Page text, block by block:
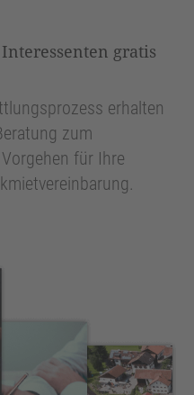
gratis
erhalten
zum
für Ihre